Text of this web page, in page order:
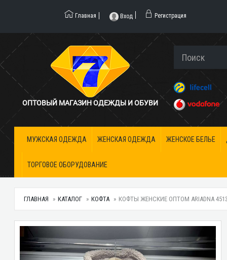
Главная Вход Регистрация
ОПТОВЫЙ МАГАЗИН ОДЕЖДЫ И ОБУВИ
МУЖСКАЯ ОДЕЖДА ЖЕНСКАЯ ОДЕЖДА ЖЕНСКОЕ БЕЛЬЕ
ТОРГОВОЕ ОБОРУДОВАНИЕ
ГЛАВНАЯ КАТАЛОГ КОФТА КОФТЫ ЖЕНСКИЕ ОПТОМ ARIADNA